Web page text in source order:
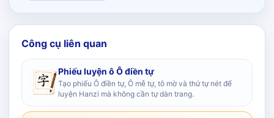
Công cụ liên quan
Phiếu luyện ô Ô điền tự
Tạo phiếu Ô điền tự, Ô mễ tự, tô mờ và thứ tự nét để
luyện Hanzi mà không cần tự dàn trang.